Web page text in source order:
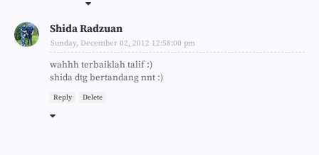
Shida Radzuan
Sunday, December 02, 2012 12:58:00 pm
wahhh terbaiklah talif :)
shida dtg bertandang nnt :)
Reply Delete